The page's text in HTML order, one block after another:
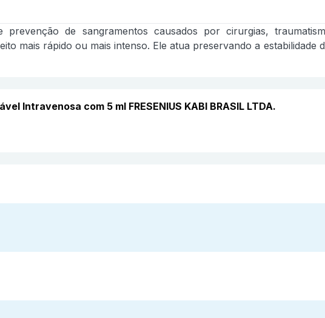
de sangramentos causados por cirurgias,
mais rápido ou mais intenso. Ele atua preservando a estabilidade
Intravenosa com 5 ml FRESENIUS KABI BRASIL LTDA.